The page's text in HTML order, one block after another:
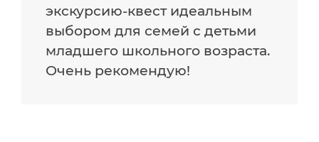
экскурсию-квест идеальным
выбором для семей с детьми
младшего школьного возраста.
Очень рекомендую!